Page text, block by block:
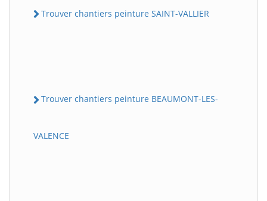
Trouver chantiers peinture SAINT-VALLIER
Trouver chantiers peinture BEAUMONT-LES-
VALENCE